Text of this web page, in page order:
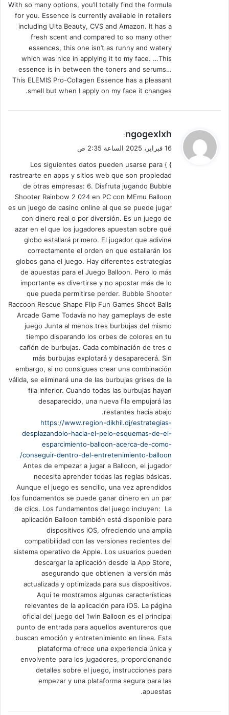
With so many options, you’ll totally find the formula
for you. Essence is currently available in retailers
including Ulta Beauty, CVS and Amazon. It has a
fresh scent and compared to so many other
essences, this one isn’t as runny and watery
which was nice in applying it to my face. …This
essence is in between the toners and serums…
This ELEMIS Pro-Collagen Essence has a pleasant
smell but when I apply on my face it changes.
ي
ق
ل
ngogexlxh
:
16 فبراير، 2025 الساعة 2:35 ص
} } Los siguientes datos pueden usarse para
rastrearte en apps y sitios web que son propiedad
de otras empresas: 6. Disfruta jugando Bubble
Shooter Rainbow 2 024 en PC con MEmu Balloon
es un juego de casino online al que se puede jugar
con dinero real o por diversión. Es un juego de
azar en el que los jugadores apuestan sobre qué
globo estallará primero. El jugador que adivine
correctamente el orden en que estallarán los
globos gana el juego. Hay diferentes estrategias
de apuestas para el Juego Balloon. Pero lo más
importante es divertirse y no apostar más de lo
que pueda permitirse perder. Bubble Shooter
Raccoon Rescue Shape Flip Fun Games Shoot Balls
Arcade Game Todavía no hay gameplays de este
juego Junta al menos tres burbujas del mismo
tiempo disparando los orbes de colores en tu
cañón de burbujas. Cada combinación de tres o
más burbujas explotará y desaparecerá. Sin
embargo, si no consigues crear una combinación
válida, se eliminará una de las burbujas grises de la
fila inferior. Cuando todas las burbujas hayan
desaparecido, una nueva fila empujará las
restantes hacia abajo.
https://www.region-dikhil.dj/estrategias-
desplazandolo-hacia-el-pelo-esquemas-de-el-
esparcimiento-balloon-acerca-de-como-
conseguir-dentro-del-entretenimiento-balloon/
Antes de empezar a jugar a Balloon, el jugador
necesita aprender todas las reglas básicas.
Aunque el juego es sencillo, una vez aprendidos
los fundamentos se puede ganar dinero en un par
de clics. Los fundamentos del juego incluyen: La
aplicación Balloon también está disponible para
dispositivos iOS, ofreciendo una amplia
compatibilidad con las versiones recientes del
sistema operativo de Apple. Los usuarios pueden
descargar la aplicación desde la App Store,
asegurando que obtienen la versión más
actualizada y optimizada para sus dispositivos.
Aquí te mostramos algunas características
relevantes de la aplicación para iOS. La página
oficial del juego del 1win Balloon es el principal
punto de entrada para aquellos aventureros que
buscan emoción y entretenimiento en línea. Esta
plataforma ofrece una experiencia única y
envolvente para los jugadores, proporcionando
detalles sobre el juego, instrucciones para
empezar y una plataforma segura para las
apuestas.